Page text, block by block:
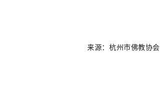
来源：杭州市佛教协会